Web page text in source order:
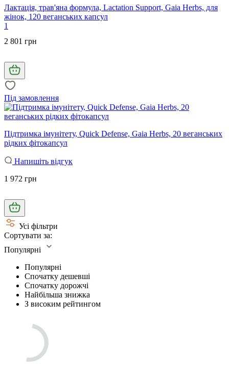
Лактація, трав'яна формула, Lactation Support, Gaia Herbs, для
жінок, 120 веганських капсул
1
2 801 грн
Під замовлення
Підтримка імунітету, Quick Defense, Gaia Herbs, 20 веганських
рідких фітокапсул
Напишіть відгук
1 972 грн
Усі фільтри
Сортувати за:
Популярні
Популярні
Спочатку дешевші
Спочатку дорожчі
Найбільша знижка
З високим рейтингом